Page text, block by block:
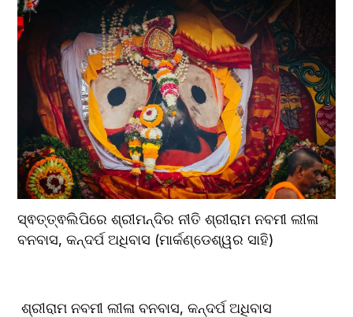
ସ୍ଵତ୍ତ୍ଵଲିପିରେ ଶ୍ରୀମନ୍ଦିର ନୀତି ଶ୍ରୀରାମ ନବମୀ ଲୀଳା
ବନବାସ, କନ୍ଦର୍ପ ଅଧିବାସ (ମାର୍କଣ୍ଡେଶ୍ୱର ସାହି)
ଶ୍ରୀରାମ ନବମୀ ଲୀଳା ବନବାସ, କନ୍ଦର୍ପ ଅଧିବାସ